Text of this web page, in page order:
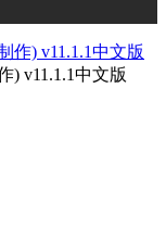
) v11.1.1中文版